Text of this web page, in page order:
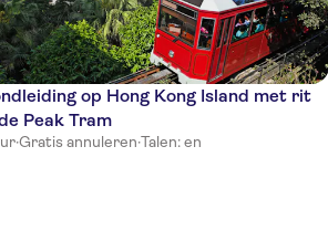
op Hong Kong Island met rit
Peak Tram
·Gratis annuleren·Talen: en